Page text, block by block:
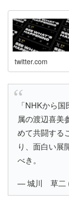
twitter.com
「NHKから
属の渡辺喜美
めて共闘する
り、面白い展
べき。
— 城川 草二